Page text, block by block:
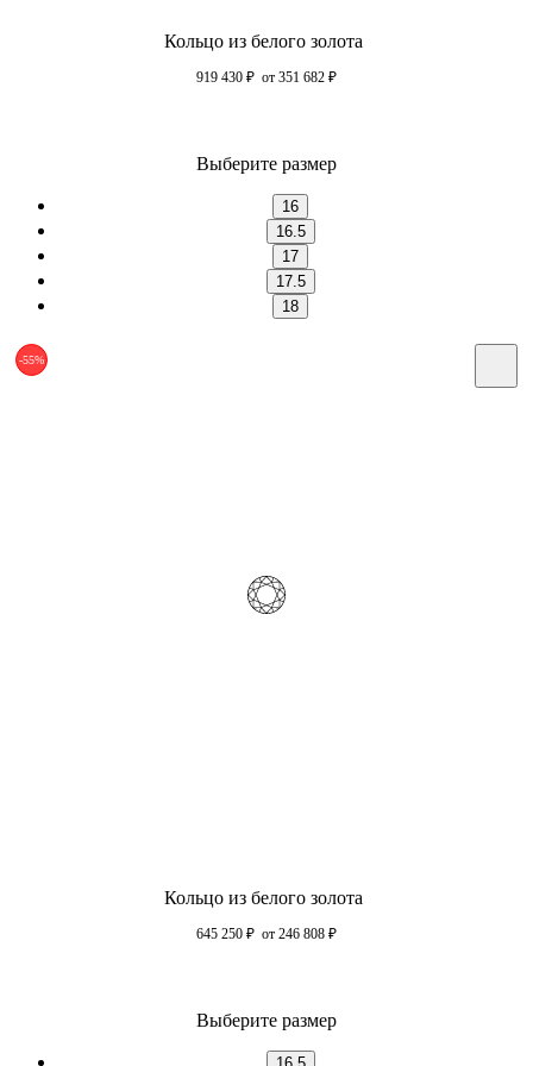
Кольцо из белого золота
919 430 ₽ от 351 682 ₽
Выберите размер
16
16.5
17
17.5
18
-55%
Кольцо из белого золота
645 250 ₽ от 246 808 ₽
Выберите размер